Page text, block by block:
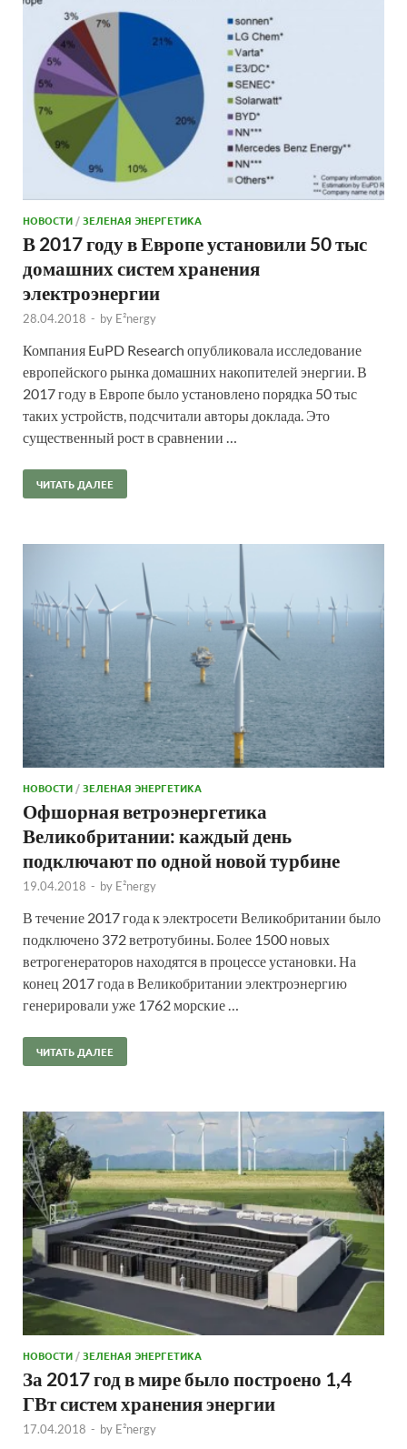
НОВОСТИ /ЗЕЛЕНАЯ ЭНЕРГЕТИКА
В 2017 году в Европе установили 50 тыс
домашних систем хранения
электроэнергии
28.04.2018 - by E²nergy
Компания EuPD Research опубликовала исследование
европейского рынка домашних накопителей энергии. В
2017 году в Европе было установлено порядка 50 тыс
таких устройств, подсчитали авторы доклада. Это
существенный рост в сравнении …
ЧИТАТЬ ДАЛЕЕ
НОВОСТИ /ЗЕЛЕНАЯ ЭНЕРГЕТИКА
Офшорная ветроэнергетика
Великобритании: каждый день
подключают по одной новой турбине
19.04.2018 - by E²nergy
В течение 2017 года к электросети Великобритании было
подключено 372 ветротубины. Более 1500 новых
ветрогенераторов находятся в процессе установки. На
конец 2017 года в Великобритании электроэнергию
генерировали уже 1762 морские …
ЧИТАТЬ ДАЛЕЕ
НОВОСТИ /ЗЕЛЕНАЯ ЭНЕРГЕТИКА
За 2017 год в мире было построено 1,4
ГВт систем хранения энергии
17.04.2018 - by E²nergy